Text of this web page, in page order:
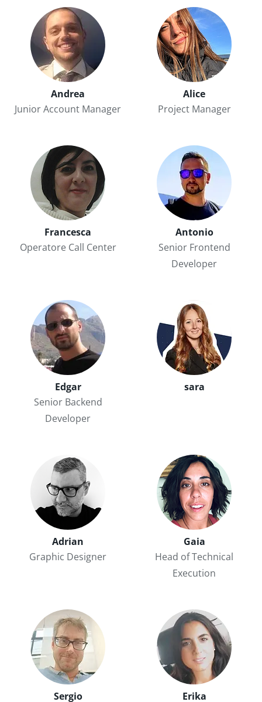
Andrea
Junior Account Manager
Alice
Project Manager
Francesca
Operatore Call Center
Antonio
Senior Frontend
Developer
Edgar
Senior Backend
Developer
sara
Adrian
Graphic Designer
Gaia
Head of Technical
Execution
Sergio Erika